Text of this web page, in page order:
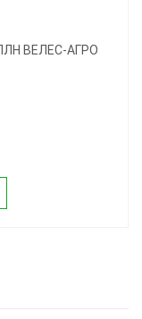
ВЕЛЕС-АГРО